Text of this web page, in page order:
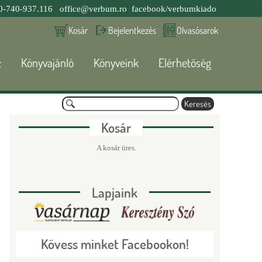
740-937.116 office@verbum.ro facebook/verbumkiado
Kosár Bejelentkezés Olvasósarok
Könyvajánló Könyveink Elérhetőség
K
e
é
K
e
Kosár
A kosár üres.
Lapjaink
Kövess minket Facebookon!